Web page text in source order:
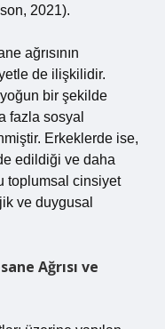
2021).
ağrısının
de ilişkilidir.
yoğun bir şekilde
fazla sosyal
Erkeklerde ise,
edildiği ve daha
toplumsal cinsiyet
ve duygusal
Ağrısı ve